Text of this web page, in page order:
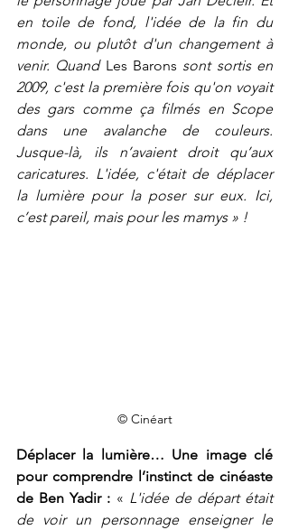
en toile de fond, l'idée de la fin du
monde, ou plutôt d'un changement à
venir. Quand Les Barons sont sortis en
2009, c'est la première fois qu'on voyait
des gars comme ça filmés en Scope
dans une avalanche de couleurs.
Jusque-là, ils n’avaient droit qu’aux
caricatures. L'idée, c'était de déplacer
la lumière pour la poser sur eux. Ici,
c’est pareil, mais pour les mamys » !
© Cinéart
Déplacer la lumière… Une image clé
pour comprendre l’instinct de cinéaste
de Ben Yadir : « L'idée de départ était
de voir un personnage enseigner le